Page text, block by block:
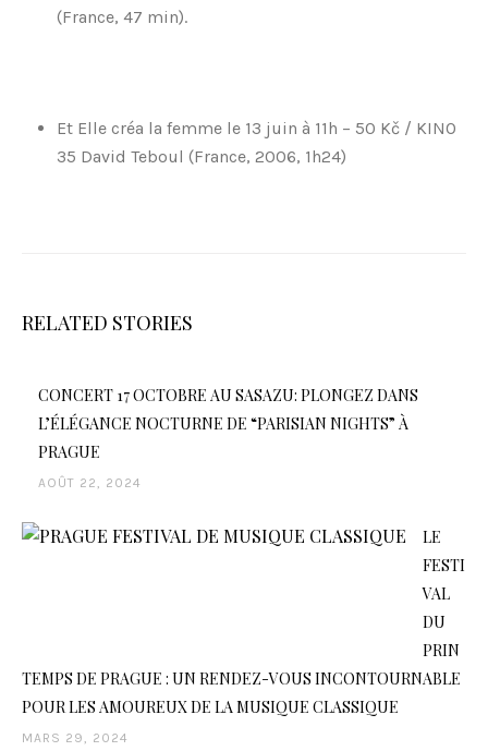
(France, 47 min).
Et Elle créa la femme le 13 juin à 11h – 50 Kč / KINO
35 David Teboul (France, 2006, 1h24)
RELATED STORIES
CONCERT 17 OCTOBRE AU SASAZU: PLONGEZ DANS
L’ÉLÉGANCE NOCTURNE DE “PARISIAN NIGHTS” À
PRAGUE
AOÛT 22, 2024
LE
FESTI
VAL
DU
PRIN
TEMPS DE PRAGUE : UN RENDEZ-VOUS INCONTOURNABLE
POUR LES AMOUREUX DE LA MUSIQUE CLASSIQUE
MARS 29, 2024